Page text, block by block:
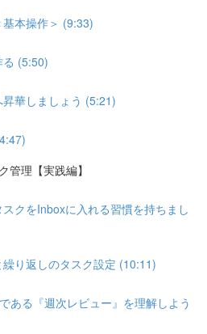
本操作＞ (9:33)
る (5:50)
華しましょう (5:21)
管理【実践編】
クをInboxに入れる習慣を持ちまし
り返しのタスク設定 (10:11)
ある『週次レビュー』を理解しよう